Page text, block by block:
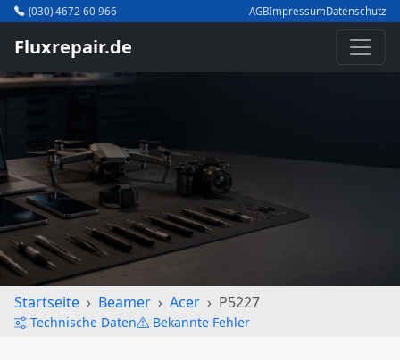
(030) 4672 60 966 AGBImpressumDatenschutz
Fluxrepair.de
Startseite Beamer Acer P5227
Technische Daten Bekannte Fehler